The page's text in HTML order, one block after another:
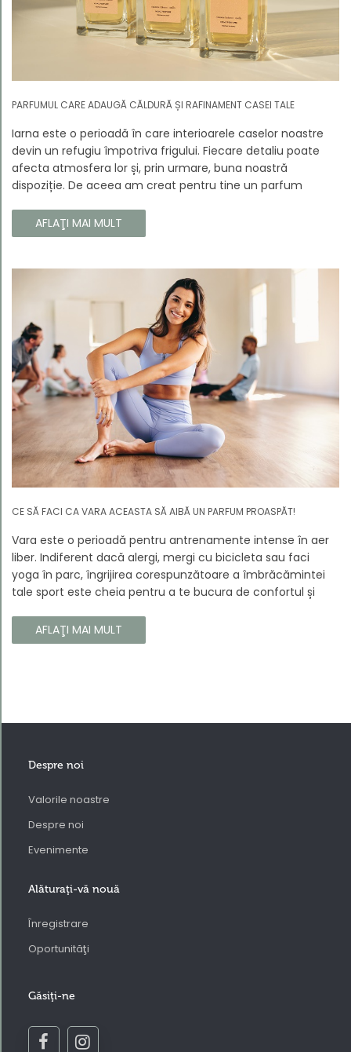
PARFUMUL CARE ADAUGĂ CĂLDURĂ ȘI RAFINAMENT CASEI TALE
Iarna este o perioadă în care interioarele caselor noastre
devin un refugiu împotriva frigului. Fiecare detaliu poate
afecta atmosfera lor și, prin urmare, buna noastră
dispoziție. De aceea am creat pentru tine un parfum
fiecare colț al casei tale cu căldura și magia aromelor de
iarnă. Noua noastră compoziție combină notele picante și
interiorul casei tale. Te va face să vrei ca momentele
trecătoare ale iernii să dureze mai mult timp.
AFLAŢI MAI MULT
CE SĂ FACI CA VARA ACEASTA SĂ AIBĂ UN PARFUM PROASPĂT!
Vara este o perioadă pentru antrenamente intense în aer
liber. Indiferent dacă alergi, mergi cu bicicleta sau faci
yoga în parc, îngrijirea corespunzătoare a îmbrăcămintei
tale sport este cheia pentru a te bucura de confortul și
cum să vă îngrijiți corect îmbrăcămintea sport, astfel încât
să își păstreze proprietățile chiar și în timpul celor mai
AFLAŢI MAI MULT
Despre noi
Valorile noastre
Despre noi
Evenimente
Alăturaţi-vă nouă
Înregistrare
Oportunităţi
Găsiţi-ne